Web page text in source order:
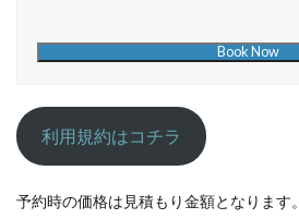
利用規約はコチラ
予約時の価格は見積もり金額となります。